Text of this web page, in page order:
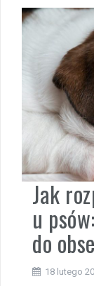
Jak
u
do
18 lutego